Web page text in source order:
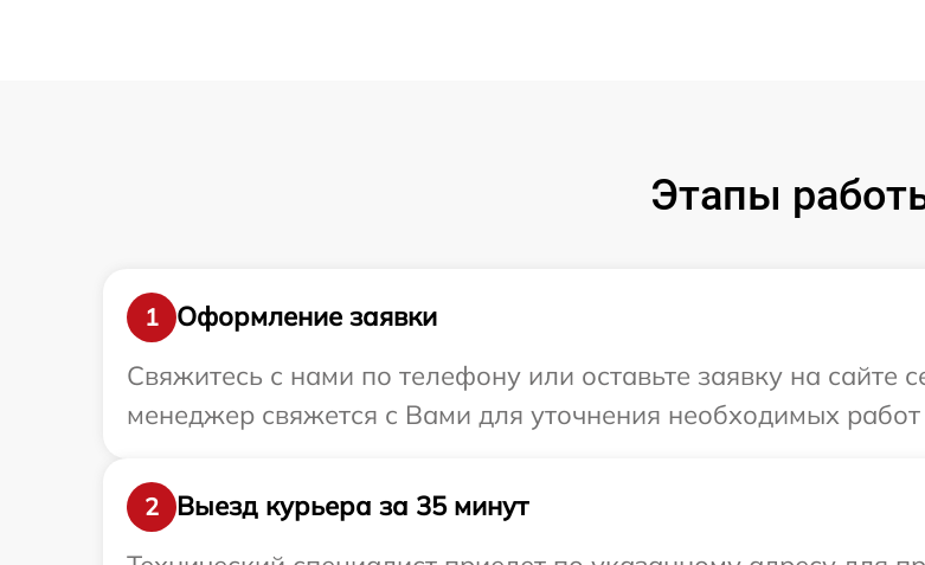
Этапы
1
Оформление заявки
Свяжитесь с нами по телефону или оставьте заявку на сайте
менеджер свяжется с Вами для уточнения необходимых
2
Выезд курьера за 35 минут